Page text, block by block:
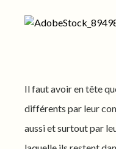
Il faut avoir en tête
différents par leur
aussi et surtout par